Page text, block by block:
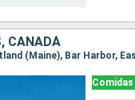
CANADÁ
(Maine), Bar Harbor,